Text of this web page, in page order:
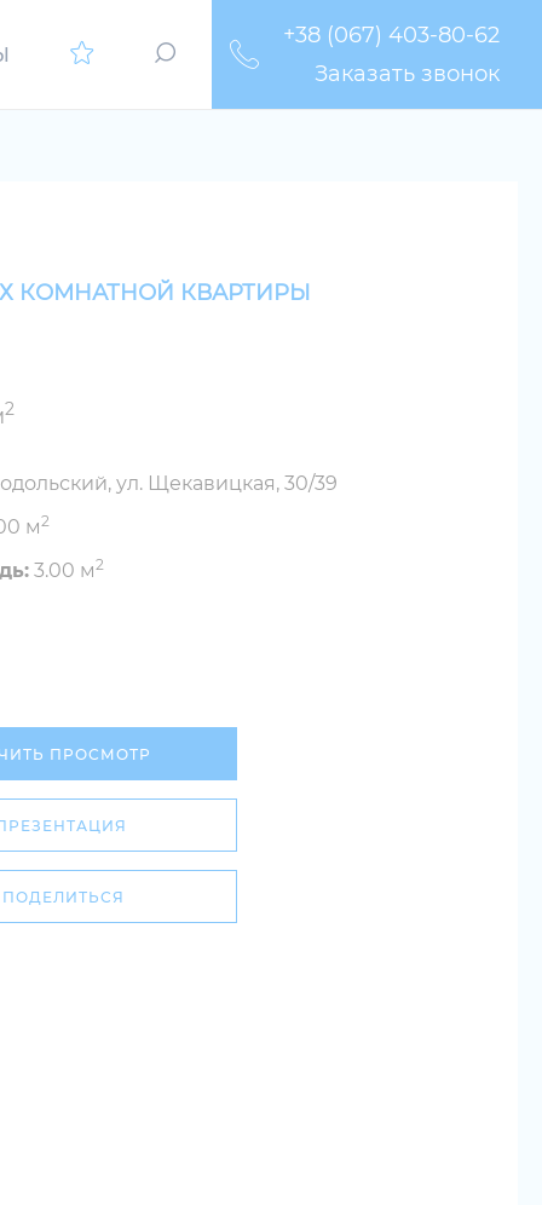
+38 (067) 403-80-62
Заказать звонок
КОМНАТНОЙ КВАРТИРЫ
2
ул. Щекавицкая, 30/39
м2
3.00 м2
ПРОСМОТР
ПОДЕЛИТЬСЯ